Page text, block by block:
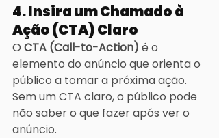
4. Insira um Chamado à
Ação (CTA) Claro
O CTA (Call-to-Action) é o
elemento do anúncio que orienta o
público a tomar a próxima ação.
Sem um CTA claro, o público pode
não saber o que fazer após ver o
anúncio.